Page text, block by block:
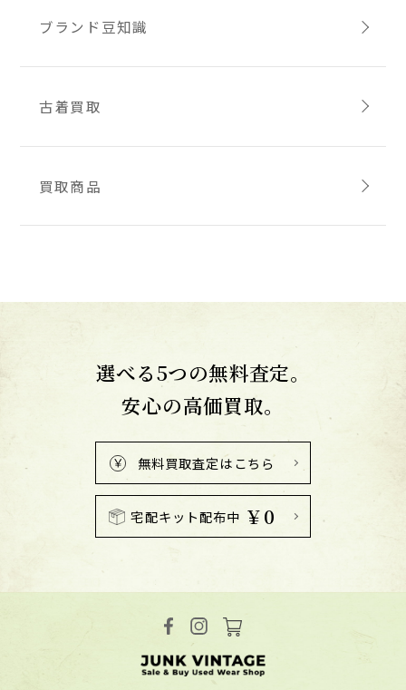
ブランド豆知識
古着買取
買取商品
選べる5つの無料査定。
安心の高価買取。
無料買取査定はこちら
宅配キット配布中 ￥0